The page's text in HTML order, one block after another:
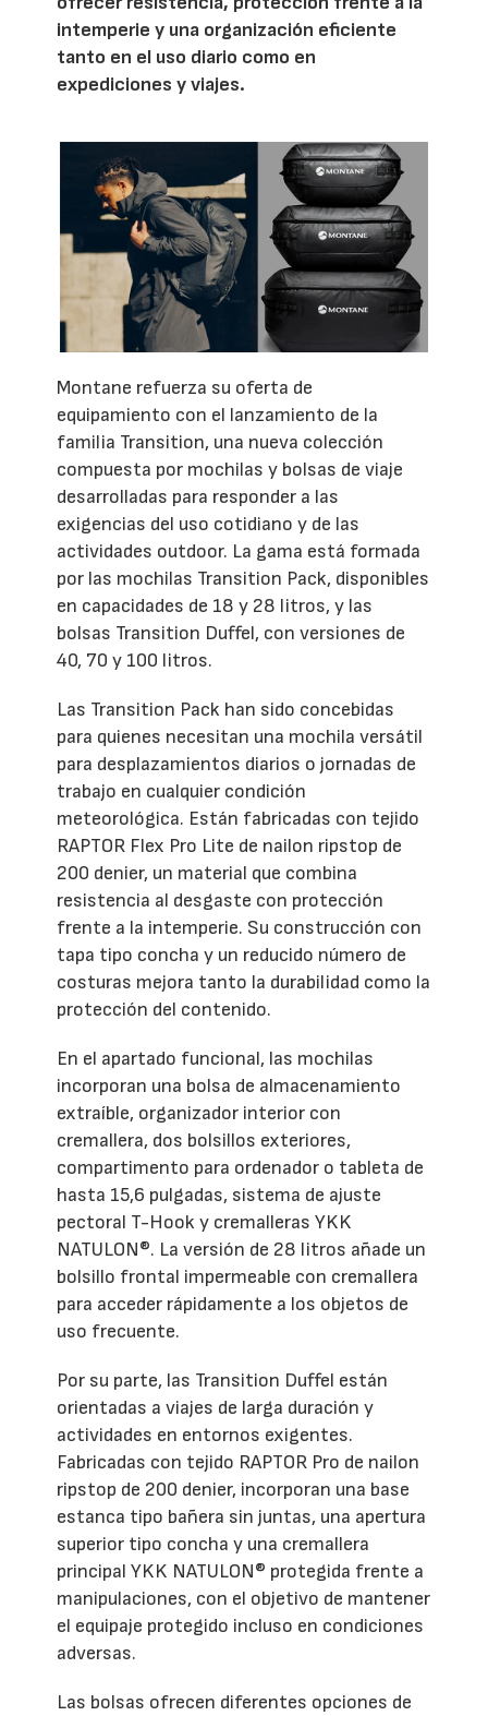
intemperie y una organización eficiente
tanto en el uso diario como en
expediciones y viajes.
Montane refuerza su oferta de
equipamiento con el lanzamiento de la
familia Transition, una nueva colección
compuesta por mochilas y bolsas de viaje
desarrolladas para responder a las
exigencias del uso cotidiano y de las
actividades outdoor. La gama está formada
por las mochilas Transition Pack, disponibles
en capacidades de 18 y 28 litros, y las
bolsas Transition Duffel, con versiones de
40, 70 y 100 litros.
Las Transition Pack han sido concebidas
para quienes necesitan una mochila versátil
para desplazamientos diarios o jornadas de
trabajo en cualquier condición
meteorológica. Están fabricadas con tejido
RAPTOR Flex Pro Lite de nailon ripstop de
200 denier, un material que combina
resistencia al desgaste con protección
frente a la intemperie. Su construcción con
tapa tipo concha y un reducido número de
costuras mejora tanto la durabilidad como la
protección del contenido.
En el apartado funcional, las mochilas
incorporan una bolsa de almacenamiento
extraíble, organizador interior con
cremallera, dos bolsillos exteriores,
compartimento para ordenador o tableta de
hasta 15,6 pulgadas, sistema de ajuste
pectoral T-Hook y cremalleras YKK
NATULON®. La versión de 28 litros añade un
bolsillo frontal impermeable con cremallera
para acceder rápidamente a los objetos de
uso frecuente.
Por su parte, las Transition Duffel están
orientadas a viajes de larga duración y
actividades en entornos exigentes.
Fabricadas con tejido RAPTOR Pro de nailon
ripstop de 200 denier, incorporan una base
estanca tipo bañera sin juntas, una apertura
superior tipo concha y una cremallera
principal YKK NATULON® protegida frente a
manipulaciones, con el objetivo de mantener
el equipaje protegido incluso en condiciones
adversas.
Las bolsas ofrecen diferentes opciones de